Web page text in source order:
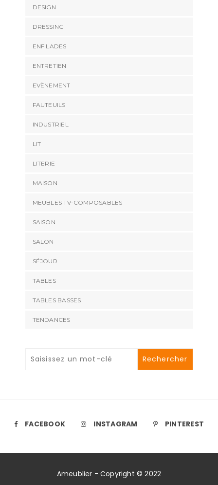
DESIGN
DRESSING
ENFILADES
ENTRETIEN
EVÈNEMENT
FAUTEUILS
INDUSTRIEL
LIT
LITERIE
MAISON
MEUBLES TV-COMPOSABLES
SAISON
SALON
SÉJOUR
TABLES
TABLES BASSES
TENDANCES
FACEBOOK INSTAGRAM PINTEREST
Ameublier - Copyright © 2022